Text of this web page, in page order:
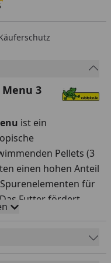
Menu 3
ist ein
Pellets (3
einen hohen Anteil
für
Futter fördert
aus
Fische und